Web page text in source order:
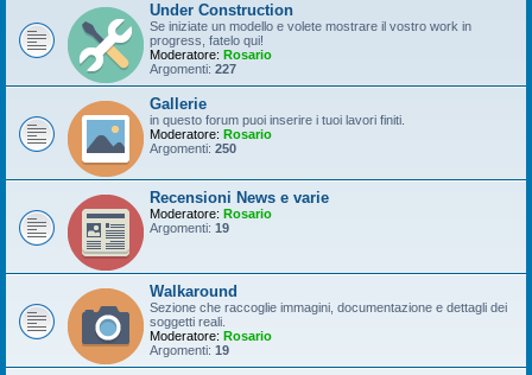
Under Construction
Se iniziate un modello e volete mostrare il vostro work in
progress, fatelo qui!
Moderatore: Rosario
Argomenti: 227
Gallerie
in questo forum puoi inserire i tuoi lavori finiti.
Moderatore: Rosario
Argomenti: 250
Recensioni News e varie
Moderatore: Rosario
Argomenti: 19
Walkaround
Sezione che raccoglie immagini, documentazione e dettagli dei
soggetti reali.
Moderatore: Rosario
Argomenti: 19